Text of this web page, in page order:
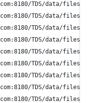
TDS/data/files/p9/
TDS/data/files/p9/
TDS/data/files/p9/
TDS/data/files/p9/
TDS/data/files/p9/
TDS/data/files/p9/
TDS/data/files/p9/
TDS/data/files/p9/
TDS/data/files/p9/